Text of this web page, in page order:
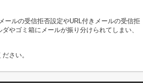
ルの受信拒否設定やURL付きメールの受信拒
やゴミ箱にメールが振り分けられてしまい、
さい。